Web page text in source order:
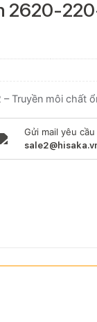
2620-
Truyền môi chất
Gửi mail yêu cầu